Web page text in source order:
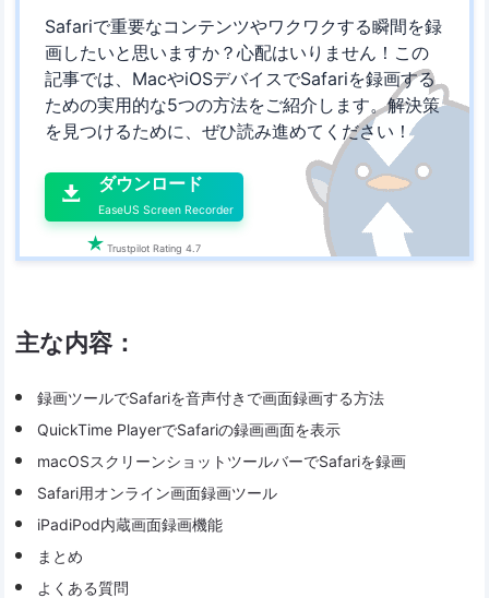
Safariで重要なコンテンツやワクワクする瞬間を録
画したいと思いますか？心配はいりません！この
記事では、MacやiOSデバイスでSafariを録画する
ための実用的な5つの方法をご紹介します。解決策
を見つけるために、ぜひ読み進めてください！

 ダウンロード
EaseUS Screen Recorder
 Trustpilot Rating 4.7
主な内容：
録画ツールでSafariを音声付きで画面録画する方法
QuickTime PlayerでSafariの録画画面を表示
macOSスクリーンショットツールバーでSafariを録画
Safari用オンライン画面録画ツール
iPadiPod内蔵画面録画機能
まとめ
よくある質問